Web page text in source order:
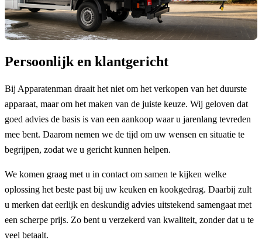
Persoonlijk en klantgericht
Bij Apparatenman draait het niet om het verkopen van het duurste
apparaat, maar om het maken van de juiste keuze. Wij geloven dat
goed advies de basis is van een aankoop waar u jarenlang tevreden
mee bent. Daarom nemen we de tijd om uw wensen en situatie te
begrijpen, zodat we u gericht kunnen helpen.
We komen graag met u in contact om samen te kijken welke
oplossing het beste past bij uw keuken en kookgedrag. Daarbij zult
u merken dat eerlijk en deskundig advies uitstekend samengaat met
een scherpe prijs. Zo bent u verzekerd van kwaliteit, zonder dat u te
veel betaalt.